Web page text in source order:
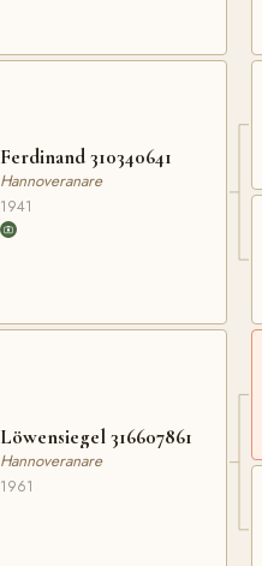
Ferdinand 310340641
Hannoveranare
1941
Löwensiegel 316607861
Hannoveranare
1961